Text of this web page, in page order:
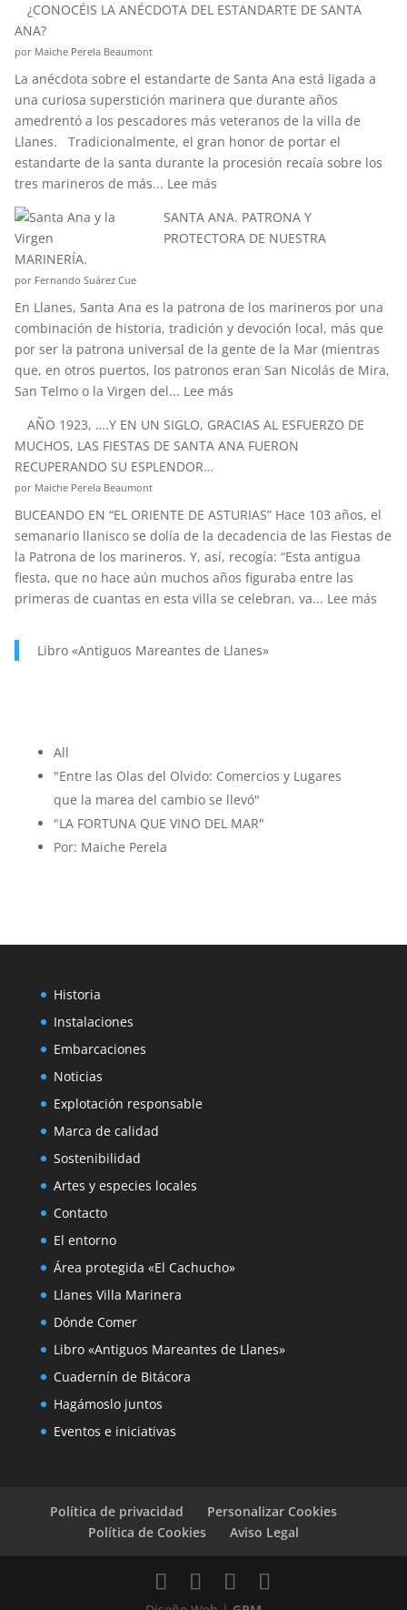
QUÉ
EFECTO
“CORIOLIS”?
¿CONOCÉIS LA ANÉCDOTA DEL ESTANDARTE DE SANTA
ANA?
por Maiche Perela Beaumont
La anécdota sobre el estandarte de Santa Ana está ligada a
una curiosa superstición marinera que durante años
amedrentó a los pescadores más veteranos de la villa de
Llanes. Tradicionalmente, el gran honor de portar el
estandarte de la santa durante la procesión recaía sobre los
tres marineros de más... Lee más:
LA
ANÉCDOTA
DE
SANTA
ANA?
SANTA ANA. PATRONA Y
PROTECTORA DE NUESTRA
MARINERÍA.
por Fernando Suárez Cue
En Llanes, Santa Ana es la patrona de los marineros por una
combinación de historia, tradición y devoción local, más que
por ser la patrona universal de la gente de la Mar (mientras
que, en otros puertos, los patronos eran San Nicolás de Mira,
San Telmo o la Virgen del... Lee más:
ANA.
PATRONA
DE
NUESTRA
MARINERÍA.
AÑO 1923, ….Y EN UN SIGLO, GRACIAS AL ESFUERZO DE
MUCHOS, LAS FIESTAS DE SANTA ANA FUERON
RECUPERANDO SU ESPLENDOR…
por Maiche Perela Beaumont
BUCEANDO EN “EL ORIENTE DE ASTURIAS” Hace 103 años, el
semanario llanisco se dolía de la decadencia de las Fiestas de
la Patrona de los marineros. Y, así, recogía: “Esta antigua
fiesta, que no hace aún muchos años figuraba entre las
primeras de cuantas en esta villa se celebran, va... Lee más:
Libro «Antiguos Mareantes de Llanes»
All
"Entre las Olas del Olvido: Comercios y Lugares
que la marea del cambio se llevó"
"LA FORTUNA QUE VINO DEL MAR"
Por: Maiche Perela
Historia
Instalaciones
Embarcaciones
Noticias
Explotación responsable
Marca de calidad
Sostenibilidad
Artes y especies locales
Contacto
El entorno
Área protegida «El Cachucho»
Llanes Villa Marinera
Dónde Comer
Libro «Antiguos Mareantes de Llanes»
Cuadernín de Bitácora
Hagámoslo juntos
Eventos e iniciativas
Política de privacidad
Personalizar Cookies
Política de Cookies
Aviso Legal